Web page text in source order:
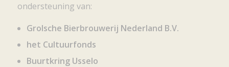
ondersteuning van:
Grolsche Bierbrouwerij Nederland B.V.
het Cultuurfonds
Buurtkring Usselo